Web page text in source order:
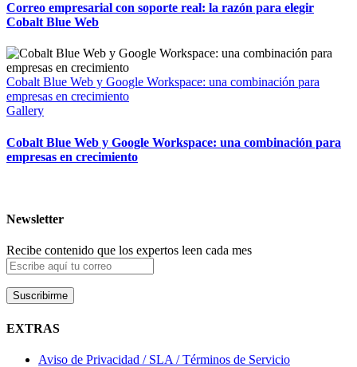
Correo empresarial con soporte real: la razón para elegir
Cobalt Blue Web
Cobalt Blue Web y Google Workspace: una combinación para
empresas en crecimiento
Gallery
Cobalt Blue Web y Google Workspace: una combinación para
empresas en crecimiento
Newsletter
Recibe contenido que los expertos leen cada mes
EXTRAS
Aviso de Privacidad / SLA / Términos de Servicio